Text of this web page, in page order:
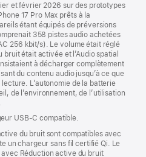
et février 2026 sur des prototypes
17 Pro Max prêts à la
étant équipés de préversions
358 pistes audio achetées
256 kbit/s). Le volume était réglé
était activée et l’Audio spatial
à décharger complètement
du contenu audio jusqu’à ce que
L’autonomie de la batterie
de l’environnement, de l’utilisation
USB‑C compatible.
du bruit sont compatibles avec
un chargeur sans fil certifié Qi. Le
Réduction active du bruit